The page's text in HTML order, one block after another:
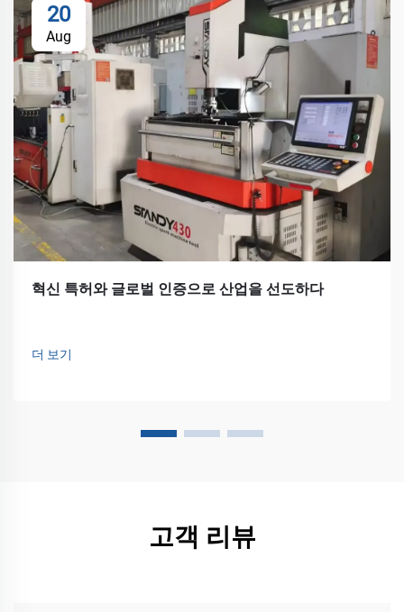
20
Aug
혁신 특허와 글로벌 인증으로 산업을 선도하다
더 보기
고객 리뷰